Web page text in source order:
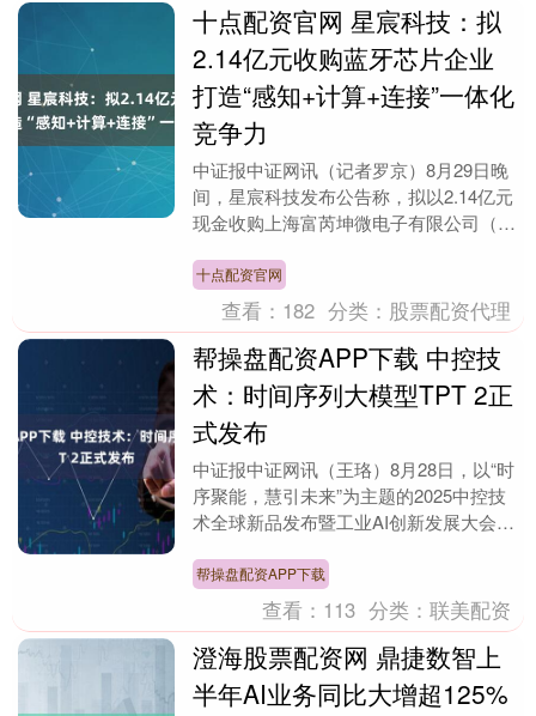
十点配资官网 星宸科技：拟
2.14亿元收购蓝牙芯片企业
打造“感知+计算+连接”一体化
竞争力
中证报中证网讯（记者罗京）8月29日晚
间，星宸科技发布公告称，拟以2.14亿元
现金收购上海富芮坤微电子有限公司（以
宸....
十点配资官网
查看： 182 分类： 股票配资代理
帮操盘配资APP下载 中控技
术：时间序列大模型TPT 2正
式发布
中证报中证网讯（王珞）8月28日，以“时
序聚能，慧引未来”为主题的2025中控技
术全球新品发布暨工业AI创新发展大会在
正式发....
帮操盘配资APP下载
查看： 113 分类：联美配资
澄海股票配资网 鼎捷数智上
半年AI业务同比大增超125%